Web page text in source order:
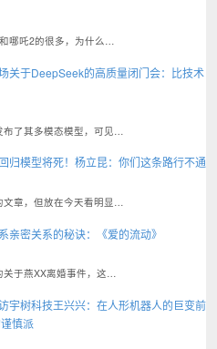
哪吒2的很多，为什么…
关于DeepSeek的高质量闭门会：比技术
了其多模态模型，可见…
归模型将死！杨立昆：你们这条路行不通
文章，但放在今天看明显…
亲密关系的秘诀：《爱的流动》
关于燕XX离婚事件，这…
宇树科技王兴兴：在人形机器人的巨变前
慎派